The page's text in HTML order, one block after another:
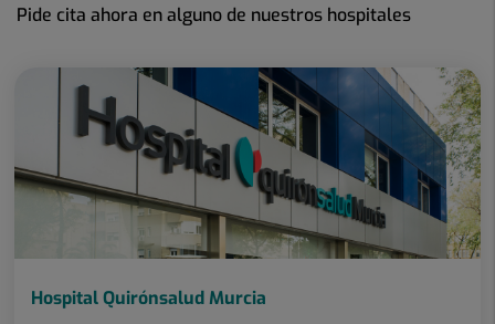
Pide cita ahora en alguno de nuestros hospitales
Hospital Quirónsalud Murcia